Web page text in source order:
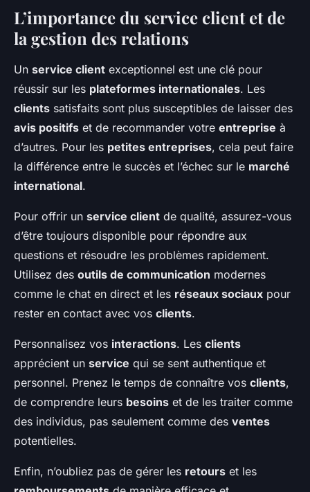
L’importance du service client et de
la gestion des relations
Un service client exceptionnel est une clé pour
réussir sur les plateformes internationales. Les
clients satisfaits sont plus susceptibles de laisser des
avis positifs et de recommander votre entreprise à
d’autres. Pour les petites entreprises, cela peut faire
la différence entre le succès et l’échec sur le marché
international.
Pour offrir un service client de qualité, assurez-vous
d’être toujours disponible pour répondre aux
questions et résoudre les problèmes rapidement.
Utilisez des outils de communication modernes
comme le chat en direct et les réseaux sociaux pour
rester en contact avec vos clients.
Personnalisez vos interactions. Les clients
apprécient un service qui se sent authentique et
personnel. Prenez le temps de connaître vos clients,
de comprendre leurs besoins et de les traiter comme
des individus, pas seulement comme des ventes
potentielles.
Enfin, n’oubliez pas de gérer les retours et les